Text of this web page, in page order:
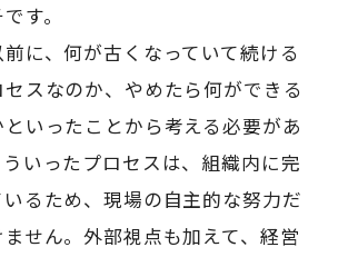
す。
に、何が古くなっていて続ける
スなのか、やめたら何ができる
いったことから考える必要があ
いったプロセスは、組織内に完
るため、現場の自主的な努力だ
せん。外部視点も加えて、経営